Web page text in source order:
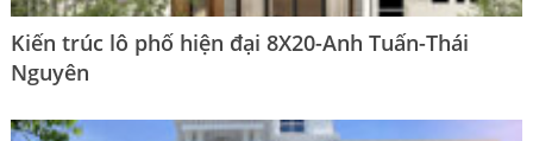
Kiến trúc lô phố hiện đại 8X20-Anh Tuấn-Thái
Nguyên